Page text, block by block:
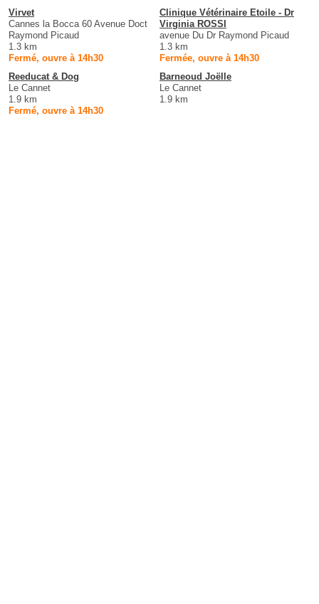
Virvet
Cannes la Bocca 60 Avenue Doct
Raymond Picaud
1.3 km
Fermé, ouvre à 14h30
Clinique Vétérinaire Etoile - Dr
Virginia ROSSI
avenue Du Dr Raymond Picaud
1.3 km
Fermée, ouvre à 14h30
Reeducat & Dog
Le Cannet
1.9 km
Fermé, ouvre à 14h30
Barneoud Joëlle
Le Cannet
1.9 km